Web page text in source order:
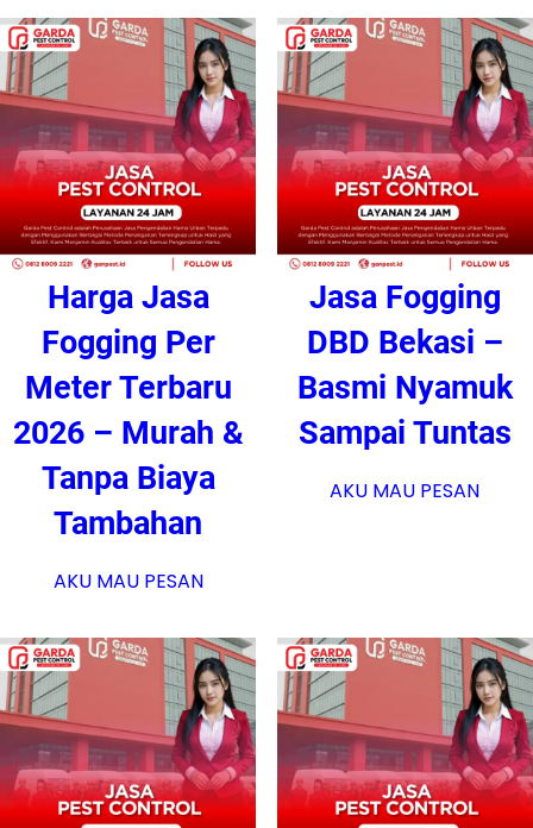
Harga Jasa
Fogging Per
Meter Terbaru
2026 – Murah &
Tanpa Biaya
Tambahan
AKU MAU PESAN
Jasa Fogging
DBD Bekasi –
Basmi Nyamuk
Sampai Tuntas
AKU MAU PESAN